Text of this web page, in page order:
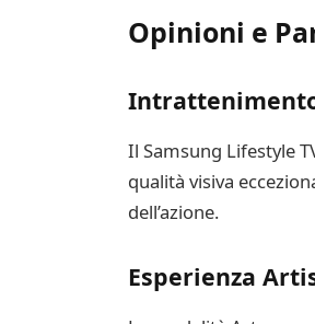
Opinioni e
Il Samsung Lifestyle
qualità visiva
dell’azione.
Esperienza